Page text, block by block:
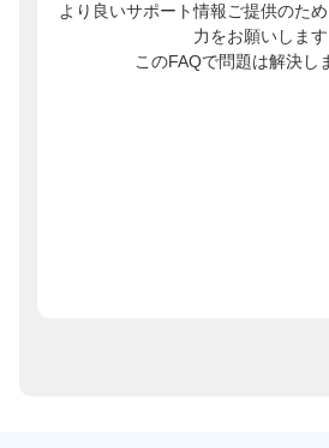
より良いサポート情報ご提供のた
力をお願いします
このFAQで問題は解決し